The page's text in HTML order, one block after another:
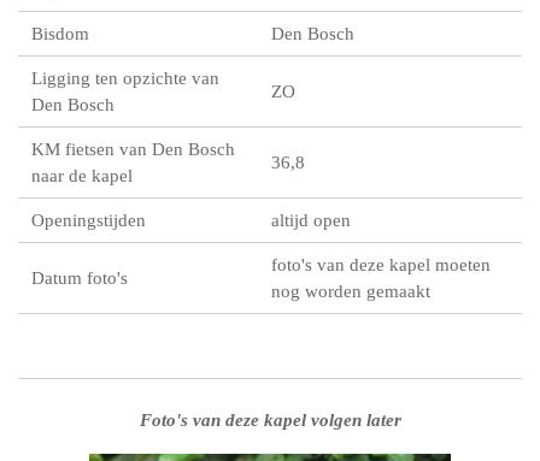
Bisdom Den Bosch
Ligging ten opzichte van
Den Bosch
ZO
KM fietsen van Den Bosch
naar de kapel
36,8
Openingstijden altijd open
Datum foto's
foto's van deze kapel moeten
nog worden gemaakt
Foto's van deze kapel volgen later